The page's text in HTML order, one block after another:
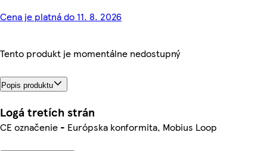
Cena je platná do 11. 8. 2026
Tento produkt je momentálne nedostupný
Popis produktu
Logá tretích strán
CE označenie - Európska konformita, Mobius Loop